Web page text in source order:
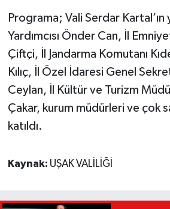
Programa; Vali Serdar Kartal’ın
Yardımcısı Önder Can, İl
Çiftçi, İl Jandarma Komutanı
Kılıç, İl Özel İdaresi Genel
Ceylan, İl Kültür ve Turizm
Çakar, kurum müdürleri ve çok
katıldı.
Kaynak: UŞAK VALİLİĞİ